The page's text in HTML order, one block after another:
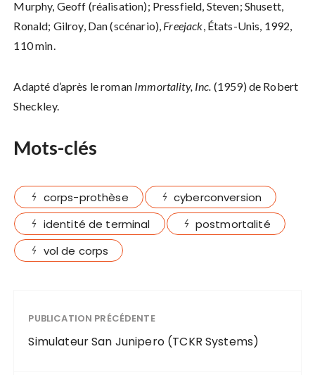
Murphy, Geoff (réalisation); Pressfield, Steven; Shusett,
Ronald; Gilroy, Dan (scénario), Freejack, États-Unis, 1992,
110 min.
Adapté d’après le roman Immortality, Inc. (1959) de Robert
Sheckley.
Mots-clés
corps-prothèse
cyberconversion
identité de terminal
postmortalité
vol de corps
PUBLICATION PRÉCÉDENTE
Simulateur San Junipero (TCKR Systems)